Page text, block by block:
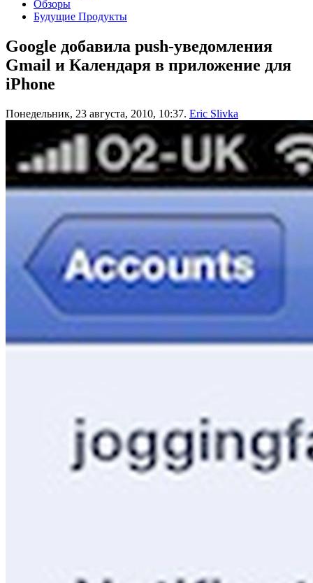
Обзоры
Будущие Продукты
Google добавила push-уведомления
Gmail и Календаря в приложение для
iPhone
Понедельник, 23 августа, 2010, 10:37. Eric Slivka